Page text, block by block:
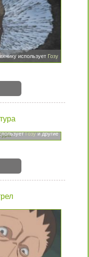
использует Гозу
Гозуи другие